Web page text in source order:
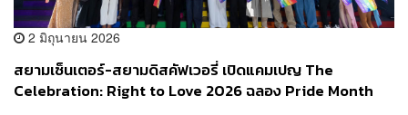
2 มิถุนายน 2026
สยามเซ็นเตอร์-สยามดิสคัฟเวอรี่ เปิดแคมเปญ The
Celebration: Right to Love 2026 ฉลอง Pride Month